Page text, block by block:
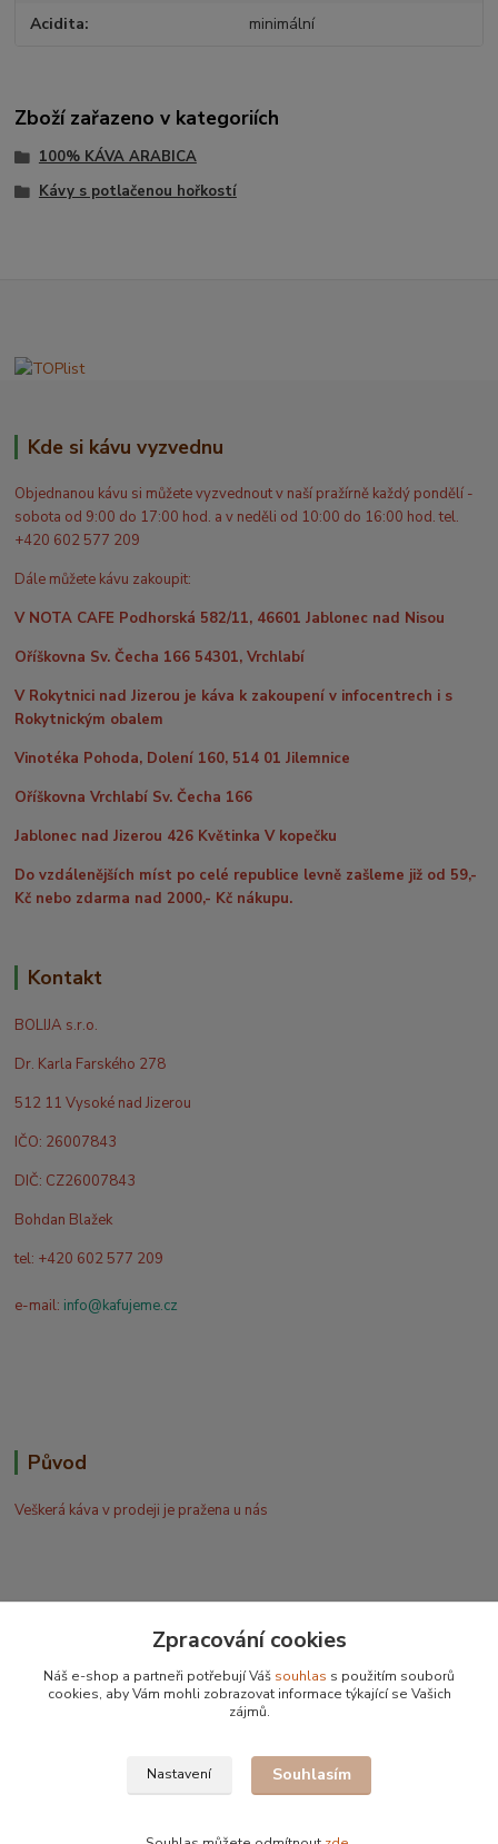
Acidita minimální
Zboží zařazeno v kategoriích
100% KÁVA ARABICA
Kávy s potlačenou hořkostí
Kde si kávu vyzvednu
Objednanou kávu si můžete vyzvednout v naší pražírně každý pondělí -
sobota od 9:00 do 17:00 hod. a v neděli od 10:00 do 16:00 hod. tel.
+420 602 577 209
Dále můžete kávu zakoupit:
V NOTA CAFE Podhorská 582/11, 46601 Jablonec nad Nisou
Oříškovna Sv. Čecha 166 54301, Vrchlabí
V Rokytnici nad Jizerou je káva k zakoupení v infocentrech i s
Rokytnickým obalem
Vinotéka Pohoda, Dolení 160, 514 01 Jilemnice
Oříškovna Vrchlabí Sv. Čecha 166
Jablonec nad Jizerou 426 Květinka V kopečku
Do vzdálenějších míst po celé republice levně zašleme již od 59,-
Kč nebo zdarma nad 2000,- Kč nákupu.
Kontakt
BOLIJA s.r.o.
Dr. Karla Farského 278
512 11 Vysoké nad Jizerou
IČO: 26007843
DIČ: CZ26007843
Bohdan Blažek
tel: +420 602 577 209
e-mail: info@kafujeme.cz
Původ
Veškerá káva v prodeji je pražena u nás
+420 602 577 209
Zpracování cookies
Náš e-shop a partneři potřebují Váš souhlas s použitím souborů
cookies, aby Vám mohli zobrazovat informace týkající se Vašich
zájmů.
Nastavení Souhlasím